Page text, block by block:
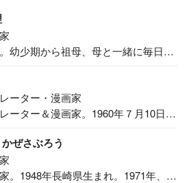
幼少期から祖母、母と一緒に毎日の
ーター・漫画家
ーター＆漫画家。1960年７月10日生
ぜさぶろう
。1948年長崎県生まれ。1971年、